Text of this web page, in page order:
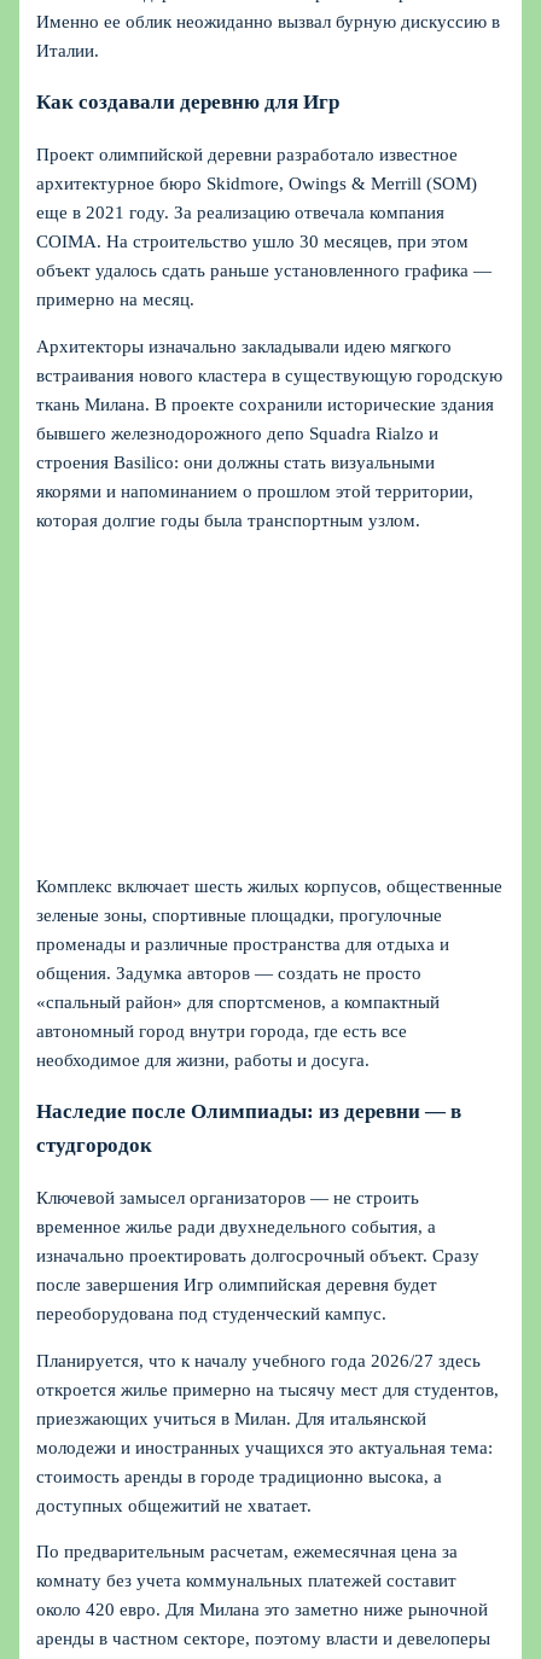
Именно ее облик неожиданно вызвал бурную дискуссию в
Италии.
Как создавали деревню для Игр
Проект олимпийской деревни разработало известное
архитектурное бюро Skidmore, Owings & Merrill (SOM)
еще в 2021 году. За реализацию отвечала компания
COIMA. На строительство ушло 30 месяцев, при этом
объект удалось сдать раньше установленного графика —
примерно на месяц.
Архитекторы изначально закладывали идею мягкого
встраивания нового кластера в существующую городскую
ткань Милана. В проекте сохранили исторические здания
бывшего железнодорожного депо Squadra Rialzo и
строения Basilico: они должны стать визуальными
якорями и напоминанием о прошлом этой территории,
которая долгие годы была транспортным узлом.
Комплекс включает шесть жилых корпусов, общественные
зеленые зоны, спортивные площадки, прогулочные
променады и различные пространства для отдыха и
общения. Задумка авторов — создать не просто
«спальный район» для спортсменов, а компактный
автономный город внутри города, где есть все
необходимое для жизни, работы и досуга.
Наследие после Олимпиады: из деревни — в
студгородок
Ключевой замысел организаторов — не строить
временное жилье ради двухнедельного события, а
изначально проектировать долгосрочный объект. Сразу
после завершения Игр олимпийская деревня будет
переоборудована под студенческий кампус.
Планируется, что к началу учебного года 2026/27 здесь
откроется жилье примерно на тысячу мест для студентов,
приезжающих учиться в Милан. Для итальянской
молодежи и иностранных учащихся это актуальная тема:
стоимость аренды в городе традиционно высока, а
доступных общежитий не хватает.
По предварительным расчетам, ежемесячная цена за
комнату без учета коммунальных платежей составит
около 420 евро. Для Милана это заметно ниже рыночной
аренды в частном секторе, поэтому власти и девелоперы